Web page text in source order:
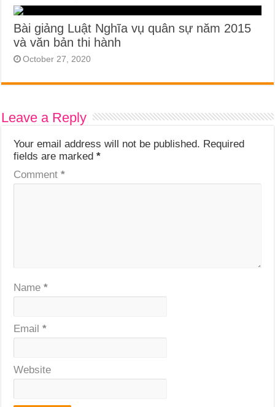
Bài giảng Luật Nghĩa vụ quân sự năm 2015
và văn bản thi hành
October 27, 2020
Leave a Reply
Your email address will not be published. Required
fields are marked*
Comment*
Name*
Email*
Website